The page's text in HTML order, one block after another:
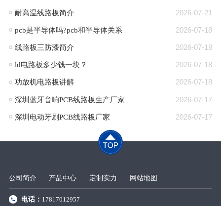
2026-07-21
耐高温线路板简介
2026-07-18
pcb是半导体吗?pcb和半导体关系
2026-07-18
线路板三防漆简介
2026-07-18
ld电路板多少钱一块？
2026-07-18
功放机电路板讲解
2026-07-17
深圳蓝牙音响PCB线路板生产厂家
2026-07-17
深圳电动牙刷PCB线路板厂家
公司简介 产品中心 定制实力 网站地图
电话： 17817012957